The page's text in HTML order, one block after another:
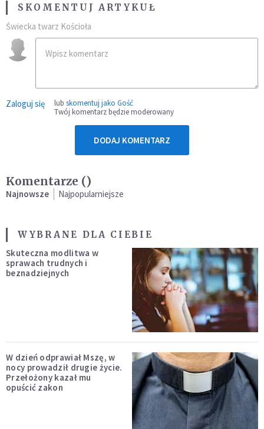
SKOMENTUJ ARTYKUŁ
Świecka twarz Kościoła
Zaloguj się lub skomentuj jako Gość
Twój komentarz będzie moderowany
DODAJ KOMENTARZ
Komentarze ()
Najnowsze Najpopularniejsze
WYBRANE DLA CIEBIE
Skuteczna modlitwa w
sprawach trudnych i
beznadziejnych
W dzień odprawiał Mszę, w
nocy prowadził drugie życie.
Przełożony kazał mu
opuścić zakon